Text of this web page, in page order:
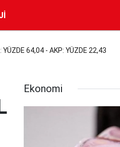
64,04 - AKP: YÜZDE 22,43
Ekonomi